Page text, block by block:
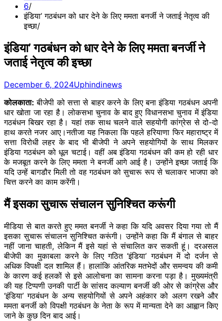
6
इंडिया’ गठबंधन को धार देने के लिए ममता बनर्जी ने जताई नेतृत्व की
इच्छा
इंडिया’ गठबंधन को धार देने के लिए ममता बनर्जी ने
जताई नेतृत्व की इच्छा
December 6, 2024Uphindinews
कोलकाता: बीजेपी को सत्ता से बाहर करने के लिए बना इंडिया गठबंधन अपनी
धार खोता जा रहा है। लोकसभा चुनाव के बाद हुए विधानसभा चुनाव में इंडिया
गठबंधन बिखर रहा है। यहां तक साथ चलने वाले सहयोगी कांग्रेस से दो-दो
हाथ करते नजर आए।नतीजा यह निकला कि पहले हरियाणा फिर महाराष्ट्र में
सत्ता विरोधी लहर के बाद भी बीजेपी ने अपने सहयोगियों के साथ मिलकर
इंडिया गठबंधन को धूल चटाई। वहीं अब इंडिया गठबंधन की कम हो रही धार
के मजबूत करने के लिए ममता ने बनर्जी आगे आई है। उन्होंने इच्छा जताई कि
यदि उन्हें बागडौर मिली तो वह गठबंधन को सुचारू रूप से चलाकर भाजपा को
चित्त करने का काम करेंगी।
मैं इसका सुचारू संचालन सुनिश्चित करूंगी
मीडिया से बात करते हुए ममत बनर्जी ने कहा कि यदि अवसर दिया गया तो मैं
इसका सुचारू संचालन सुनिश्चित करूंगी। उन्होंने कहा कि मैं बंगाल से बाहर
नहीं जाना चाहती, लेकिन मैं इसे यहां से संचालित कर सकती हूं। दरअसल
बीजेपी का मुकाबला करने के लिए गठित ‘इंडिया’ गठबंधन में दो दर्जन से
अधिक विपक्षी दल शामिल हैं। हालांकि आंतरिक मतभेदों और समन्वय की कमी
के कारण कई हलकों से इसे आलोचना का सामना करना पड़ा है। मुख्यमंत्री
की यह टिप्पणी उनकी पार्टी के सांसद कल्याण बनर्जी की ओर से कांग्रेस और
‘इंडिया’ गठबंधन के अन्य सहयोगियों से अपने अहंकार को अलग रखने और
ममता बनर्जी को विपक्षी गठबंधन के नेता के रूप में मान्यता देने का आह्वान किए
जाने के कुछ दिन बाद आई।